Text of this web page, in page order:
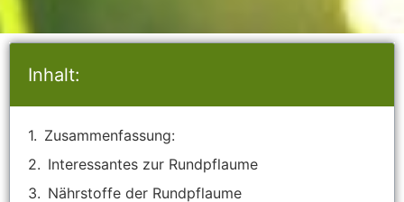
Inhalt:
Zusammenfassung:
Interessantes zur Rundpflaume
Nährstoffe der Rundpflaume